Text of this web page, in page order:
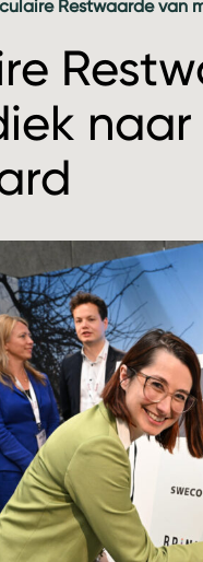
Restwaarde van